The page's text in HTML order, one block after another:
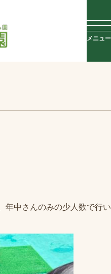
メニュー
年中さんのみの少人数で行い